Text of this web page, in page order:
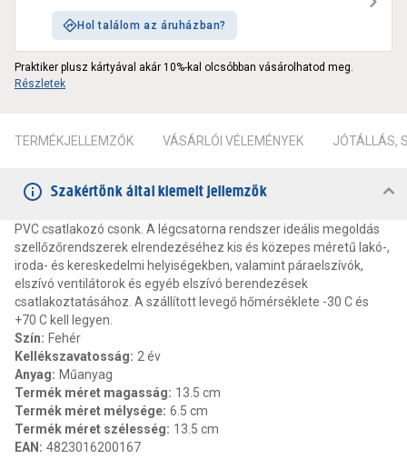
Hol találom az áruházban?
Praktiker plusz kártyával akár 10%-kal olcsóbban vásárolhatod meg.
Részletek
TERMÉKJELLEMZŐK VÁSÁRLÓI VÉLEMÉNYEK JÓTÁLLÁS,
Szakértőnk által kiemelt jellemzők
PVC csatlakozó csonk. A légcsatorna rendszer ideális megoldás
szellőzőrendszerek elrendezéséhez kis és közepes méretű lakó-,
iroda- és kereskedelmi helyiségekben, valamint páraelszívók,
elszívó ventilátorok és egyéb elszívó berendezések
csatlakoztatásához. A szállított levegő hőmérséklete -30 C és
+70 C kell legyen.
Szín: Fehér
Kellékszavatosság: 2 év
Anyag: Műanyag
Termék méret magasság: 13.5 cm
Termék méret mélysége: 6.5 cm
Termék méret szélesség: 13.5 cm
EAN : 4823016200167